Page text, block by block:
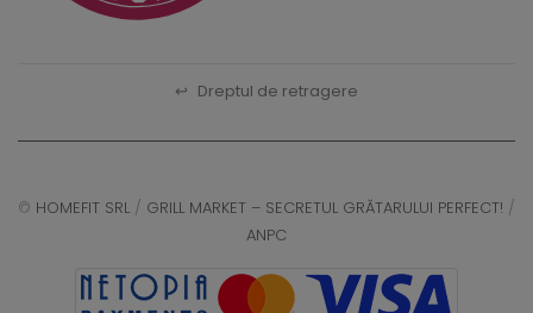
↩ Dreptul de retragere
© HOMEFIT SRL / GRILL MARKET – SECRETUL GRĂTARULUI PERFECT! /
ANPC